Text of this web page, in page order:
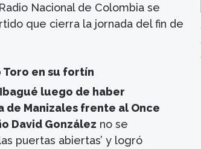
Nacional de Colombia se
que cierra la jornada del fin de
en su fortín
luego de haber
Manizales frente al Once
David González no se
puertas abiertas’ y logró